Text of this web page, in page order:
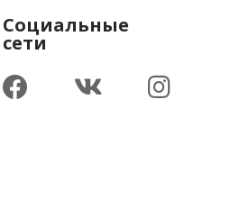
Социальные
сети